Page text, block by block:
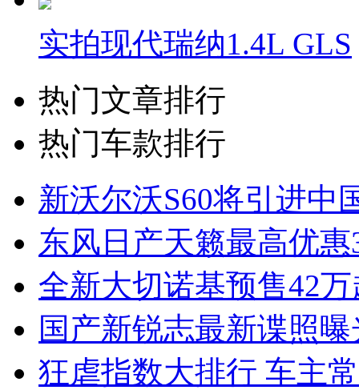
实拍现代瑞纳1.4L GLS
热门文章排行
热门车款排行
新沃尔沃S60将引进中
东风日产天籁最高优
全新大切诺基预售42
国产新锐志最新谍照
狂虐指数大排行 车主